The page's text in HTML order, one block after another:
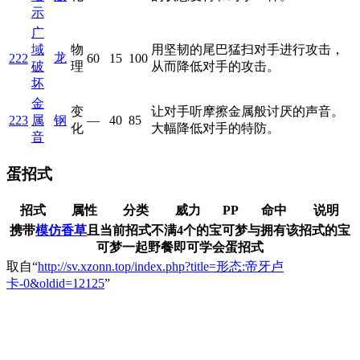
示
222
广
域
破
坏
龙
物
理
60 15 100
用坚韧的尾巴猛扫对手进行攻击，
从而降低对手的攻击。
223
金
属
音
钢
变
化
— 40 85
让对手听摩擦金属般讨厌的声音。
大幅降低对手的特防。
蛋招式
招式 属性 分类 威力 PP 命中
说明
携带模仿香草 且当前招式不满4个的宝可梦与拥有该招式的宝
可梦一起野餐即可学会蛋招式
取自“http://sv.xzonn.top/index.php?title=形态:帝牙卢
卡-0&oldid=12125”